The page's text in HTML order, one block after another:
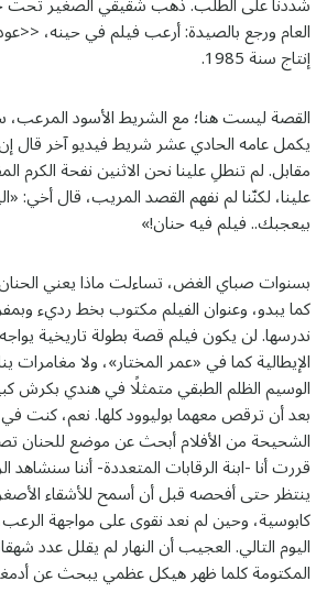
العام ورجع بالصيدة: أرعب فيلم في حينه،
إنتاج سنة 1985.
القصة ليست هنا؛ مع الشريط الأسود
يكمل عامه الحادي عشر شريط فيديو آخر قال إن
مقابل. لم تنطلِ علينا نحن الاثنين نفحة
علينا، لكنّنا لم نفهم القصد المريب، قال أخي:
بيعجبك.. فيلم فيه حنان!»
بسنوات صباي الغض، تساءلت ماذا يعني
كما يبدو، وعنوان الفيلم مكتوب بخط رديء
ندرسها. لن يكون فيلم قصة بطولة تاريخية
الإيطالية كما في «عمر المختار»، ولا مغامرات
الوسيم الظلم الطبقي متمثلًا في هندي بكرش
بعد أن ترقص معهما بوليوود كلها. نعم، كنت
الشحيحة من الأفلام أبحث عن موضع للحنان
قررت أنا -ابنة الرقابات المتعددة- أننا
ينتظر حتى أفحصه قبل أن أسمح للأشقاء
كابوسية، وحين لم نعد نقوى على مواجهة
اليوم التالي. العجيب أن النهار لم يقلل عدد
المكتومة كلما ظهر هيكل عظمي يبحث عن